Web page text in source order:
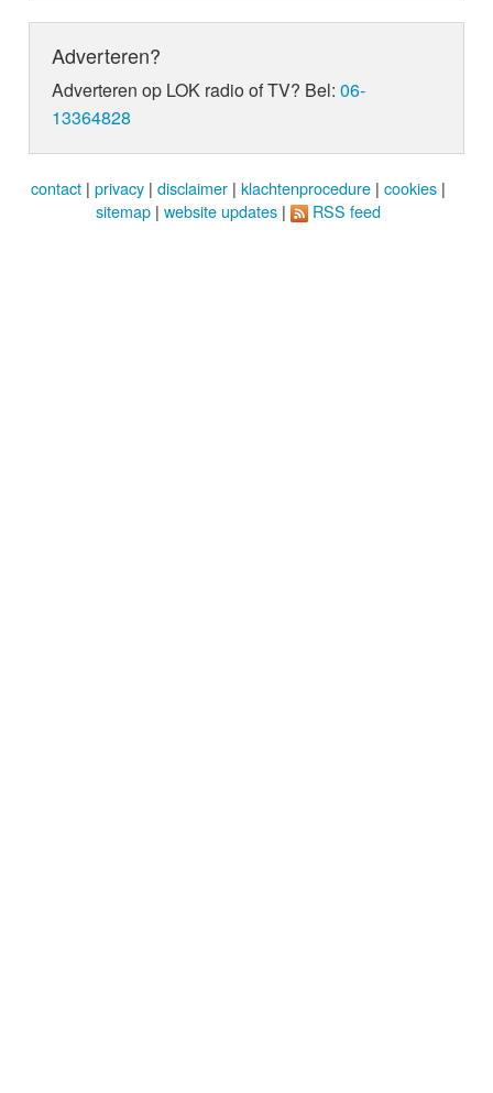
Adverteren?
Adverteren op LOK radio of TV? Bel:06-
13364828
contact | privacy | disclaimer | klachtenprocedure | cookies |
sitemap | website updates | RSS feed